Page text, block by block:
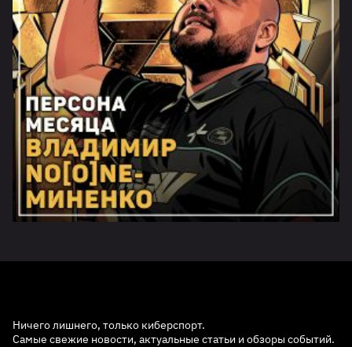
Ничего лишнего, только киберспорт.
Самые свежие новости, актуальные статьи и обзоры событий.